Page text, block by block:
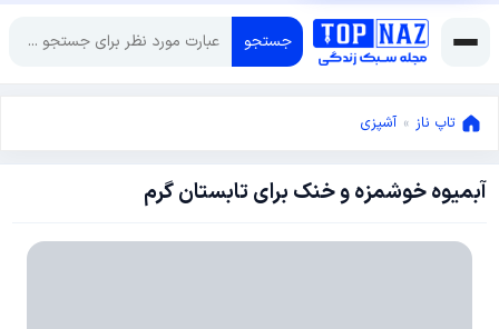
جستجو
تاپ ناز » آشپزی
آبمیوه خوشمزه و خنک برای تابستان گرم
ژوئن
2015